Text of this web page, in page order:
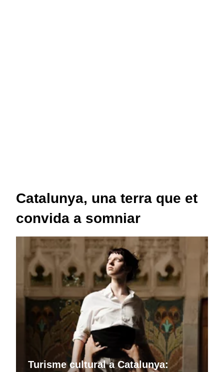
Catalunya, una terra que et
convida a somniar
Turisme cultural a Catalunya: